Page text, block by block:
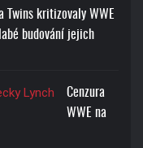
Twins kritizovaly WWE
budování jejich
Cenzura
WWE na